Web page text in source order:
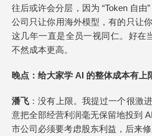
往后或许会分层，因为 “Token 自由
公司只让你用海外模型，有的只让
这几年一直是全员一视同仁。好在
不然成本更高。
晚点 ：给大家学 AI 的整体成本有上
潘飞 ：没有上限。我提过一个很激
意把全部经营利润毫无保留地投到
市公司必须要考虑股东利益，后来